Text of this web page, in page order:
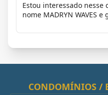
CONDOMÍNIOS /